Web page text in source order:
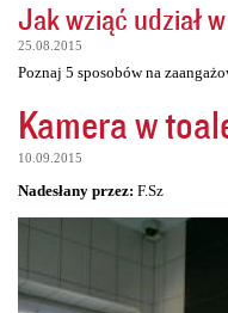
Jak wziąć udział
25.08.2015
Poznaj 5 sposobów na
Kamera w
10.09.2015
Nadesłany przez: F.Sz